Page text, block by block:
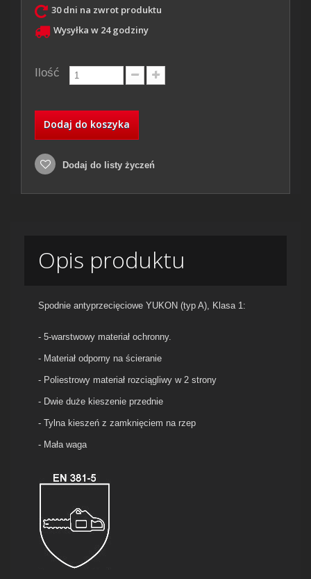
30 dni na zwrot produktu
Wysyłka w 24 godziny
Ilość
Dodaj do koszyka
Dodaj do listy życzeń
Opis produktu
Spodnie antyprzecięciowe YUKON (typ A), Klasa 1:
- 5-warstwowy materiał ochronny.
- Materiał odporny na ścieranie
- Poliestrowy materiał rozciągliwy w 2 strony
- Dwie duże kieszenie przednie
- Tylna kieszeń z zamknięciem na rzep
- Mała waga